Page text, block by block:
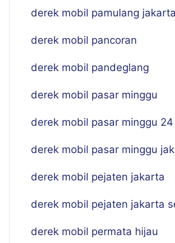
derek mobil pamulang jakarta
derek mobil pancoran
derek mobil pandeglang
derek mobil pasar minggu
derek mobil pasar minggu 24
derek mobil pasar minggu
derek mobil pejaten jakarta
derek mobil pejaten jakarta
derek mobil permata hijau